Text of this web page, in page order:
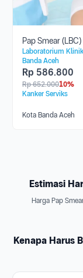
Pap Smear (LBC)
Laboratorium
Banda Aceh
Rp 586.800
Rp 652.00010%
Kanker Serviks
Kota Banda Aceh
Estimasi
Harga Pap
Kenapa Harus